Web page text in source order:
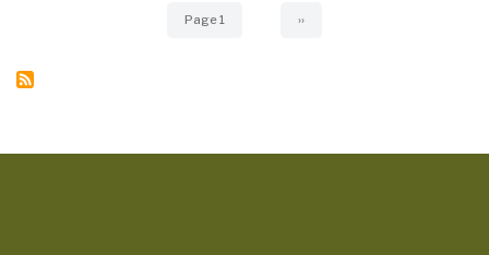
Page 1 Next
››